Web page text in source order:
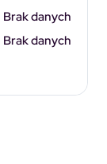
Brak danych
Brak danych